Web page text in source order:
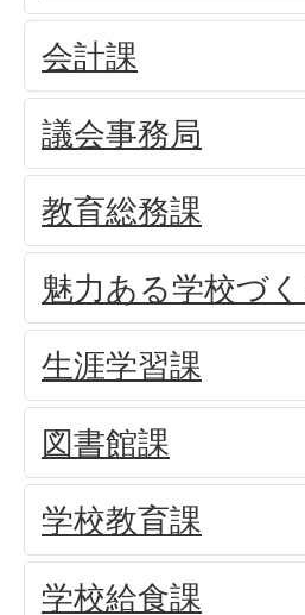
会計課
議会事務局
教育総務課
魅力ある学校づ
生涯学習課
図書館課
学校教育課
学校給食課